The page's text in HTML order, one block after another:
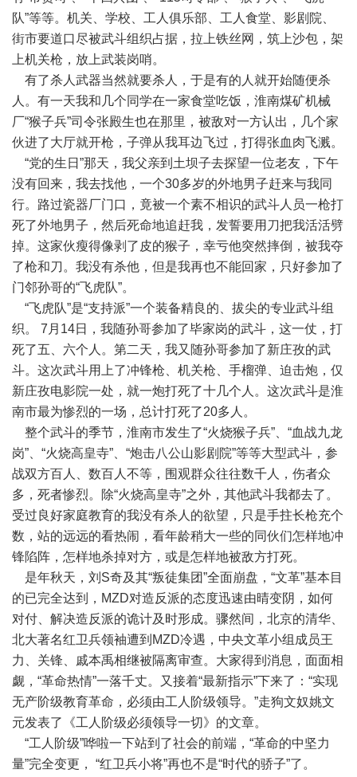
队”等等。机关、学校、工人俱乐部、工人食堂、影剧院、
街市要道口尽被武斗组织占据，拉上铁丝网，筑上沙包，架
上机关枪，放上武装岗哨。
有了杀人武器当然就要杀人，于是有的人就开始随便杀
人。有一天我和几个同学在一家食堂吃饭，淮南煤矿机械
厂“猴子兵”司令张殿生也在那里，被敌对一方认出，几个家
伙进了大厅就开枪，子弹从我耳边飞过，打得张血肉飞溅。
“党的生日”那天，我父亲到土坝子去探望一位老友，下午
没有回来，我去找他，一个30多岁的外地男子赶来与我同
行。路过瓷器厂门口，竟被一个素不相识的武斗人员一枪打
死了外地男子，然后死命地追赶我，发誓要用刀把我活活劈
掉。这家伙瘦得像剥了皮的猴子，幸亏他突然摔倒，被我夺
了枪和刀。我没有杀他，但是我再也不能回家，只好参加了
门邻孙哥的“飞虎队”。
“飞虎队”是“支持派”一个装备精良的、拔尖的专业武斗组
织。 7月14日，我随孙哥参加了毕家岗的武斗，这一仗，打
死了五、六个人。第二天，我又随孙哥参加了新庄孜的武
斗。这次武斗用上了冲锋枪、机关枪、手榴弹、迫击炮，仅
新庄孜电影院一处，就一炮打死了十几个人。这次武斗是淮
南市最为惨烈的一场，总计打死了20多人。
整个武斗的季节，淮南市发生了“火烧猴子兵”、“血战九龙
岗”、“火烧高皇寺”、“炮击八公山影剧院”等等大型武斗，参
战双方百人、数百人不等，围观群众往往数千人，伤者众
多，死者惨烈。除“火烧高皇寺”之外，其他武斗我都去了。
受过良好家庭教育的我没有杀人的欲望，只是手拄长枪充个
数，站的远远的看热闹，看年龄稍大一些的同伙们怎样地冲
锋陷阵，怎样地杀掉对方，或是怎样地被敌方打死。
是年秋天，刘S奇及其“叛徒集团”全面崩盘，“文革”基本目
的已完全达到，MZD对造反派的态度迅速由晴变阴，如何
对付、解决造反派的诡计及时形成。骤然间，北京的清华、
北大著名红卫兵领袖遭到MZD冷遇，中央文革小组成员王
力、关锋、戚本禹相继被隔离审查。大家得到消息，面面相
觑，“革命热情”一落千丈。又接着“最新指示”下来了：“实现
无产阶级教育革命，必须由工人阶级领导。”走狗文奴姚文
元发表了《工人阶级必须领导一切》的文章。
“工人阶级”哗啦一下站到了社会的前端，“革命的中坚力
量”完全变更， “红卫兵小将”再也不是“时代的骄子”了。